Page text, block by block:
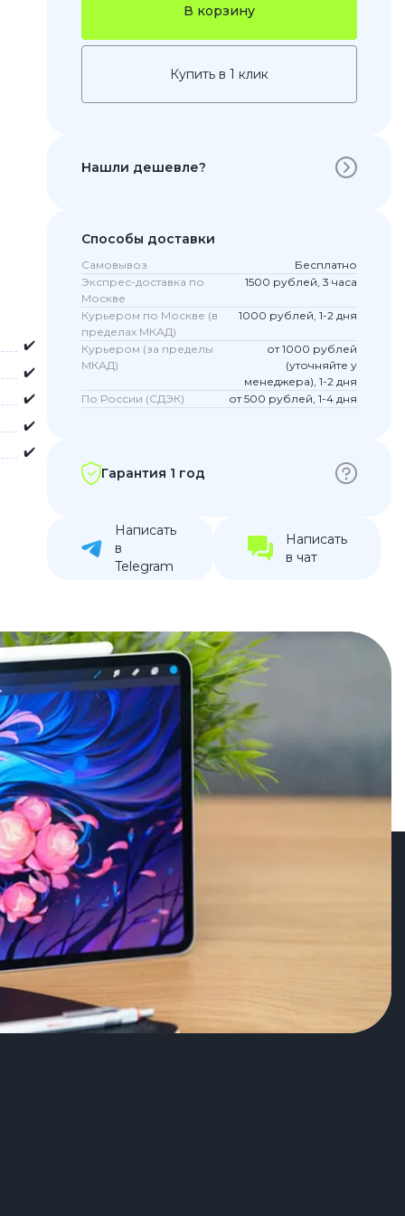
8 Pro
держатели
✔️
✔️
✔️
✔️
✔️
В корзину
Купить в 1 клик
Нашли дешевле?
Способы доставки
Самовывоз
Бесплатно
Экспрес-доставка по
Москве
1500 рублей, 3 часа
Курьером по Москве (в
пределах МКАД)
1000 рублей, 1-2 дня
Курьером (за пределы
МКАД)
от 1000 рублей
(уточняйте у
менеджера), 1-2 дня
По России (СДЭК)
от 500 рублей, 1-4 дня
Гарантия 1 год
Написать
в
Telegram
Написать
в чат